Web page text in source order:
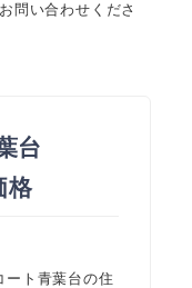
問い合わせくださ
台
格
ート青葉台の住